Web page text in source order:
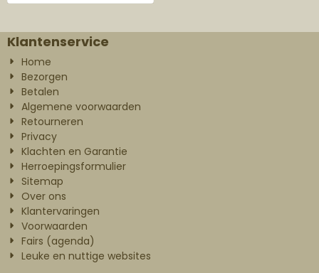
Klantenservice
Home
Bezorgen
Betalen
Algemene voorwaarden
Retourneren
Privacy
Klachten en Garantie
Herroepingsformulier
Sitemap
Over ons
Klantervaringen
Voorwaarden
Fairs (agenda)
Leuke en nuttige websites